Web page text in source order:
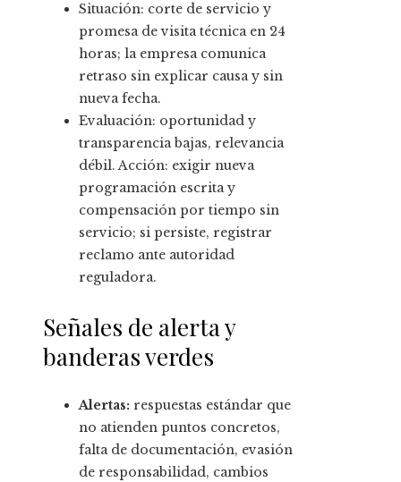
Situación: corte de servicio y
promesa de visita técnica en 24
horas; la empresa comunica
retraso sin explicar causa y sin
nueva fecha.
Evaluación: oportunidad y
transparencia bajas, relevancia
débil. Acción: exigir nueva
programación escrita y
compensación por tiempo sin
servicio; si persiste, registrar
reclamo ante autoridad
reguladora.
Señales de alerta y
banderas verdes
Alertas: respuestas estándar que
no atienden puntos concretos,
falta de documentación, evasión
de responsabilidad, cambios